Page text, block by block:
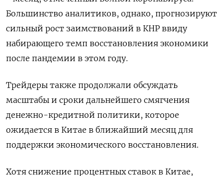
Большинство аналитиков, однако, прогнозируют
сильный рост заимствований в КНР ввиду
набирающего темп восстановления экономики
после пандемии в этом году.
Трейдеры также продолжали обсуждать
масштабы и сроки дальнейшего смягчения
денежно-кредитной политики, которое
ожидается в Китае в ближайший месяц для
поддержки экономического восстановления.
Хотя снижение процентных ставок в Китае,